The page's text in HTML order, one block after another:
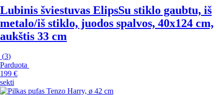
Lubinis šviestuvas ElipsSu stiklo gaubtu, iš
metalo/iš stiklo, juodos spalvos, 40x124 cm,
aukštis 33 cm
(3)
Parduota
199 €
sekti